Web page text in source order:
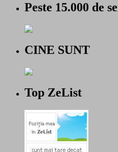
Peste 15.000 de
CINE SUNT
Top ZeList